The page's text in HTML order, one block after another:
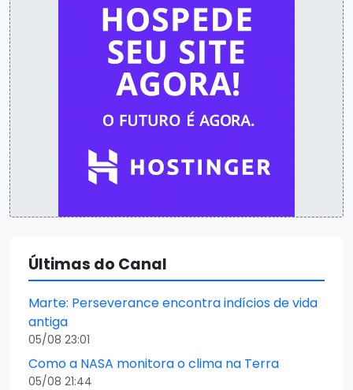
Últimas do Canal
Marte: Perseverance encontra indícios de vida
antiga
05/08 23:01
Como a NASA monitora o clima na Terra
05/08 21:44